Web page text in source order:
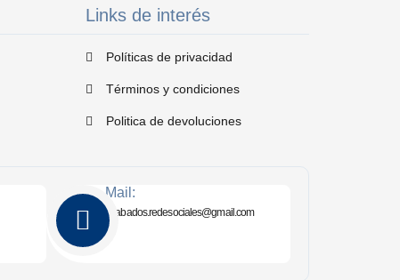
Links de interés
Políticas de privacidad
Términos y condiciones
Politica de devoluciones
Mail:
akabados.redesociales@gmail.com